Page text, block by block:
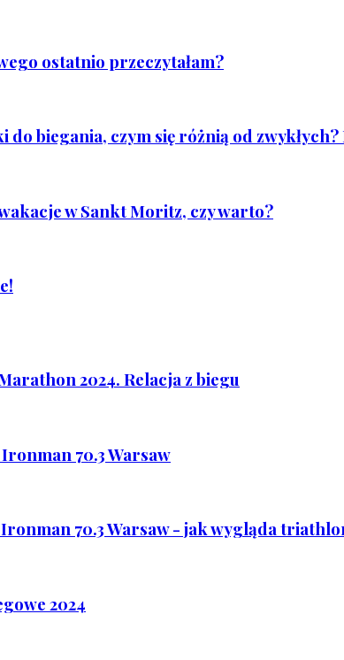
ostatnio przeczytałam?
do biegania, czym się różnią od
w Sankt Moritz, czy warto?
2024. Relacja z biegu
70.3 Warsaw
Ironman 70.3 Warsaw - jak wygląda
2024